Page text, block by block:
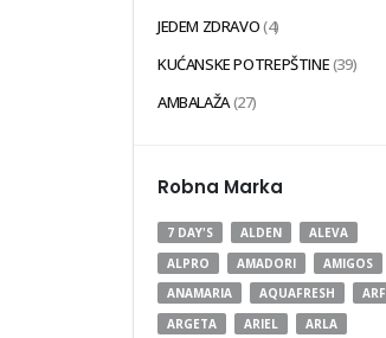
JEDEM ZDRAVO(4)
KUĆANSKE POTREPŠTINE(39)
AMBALAŽA(27)
Robna Marka
7 DAY'S ALDEN
ALEVA
ALPRO
AMADORI
AMIGOS
ANAMARIA
AQUAFRESH
ARF
ARGETA
ARIEL
ARLA